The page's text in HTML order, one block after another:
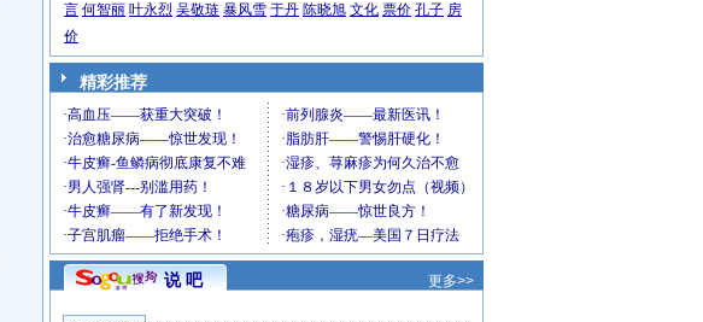
言 何智丽 叶永烈 吴敬琏 暴风雪 于丹 陈晓旭 文化 票价 孔子 房
价
精彩推荐
说 吧 更多>>